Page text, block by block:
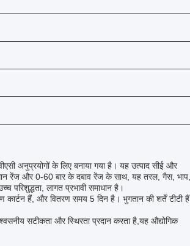
अनुप्रयोगों के लिए बनाया गया है। यह उत्पाद सीई और
रेंज और 0-60 बार के दबाव रेंज के साथ, यह तरल, गैस, भाप,
परिशुद्धता, लागत प्रभावी समाधान है।
हैं, और वितरण समय 5 दिन है। भुगतान की शर्तें टीटी हैं
सटीकता और स्थिरता प्रदान करता है,यह औद्योगिक